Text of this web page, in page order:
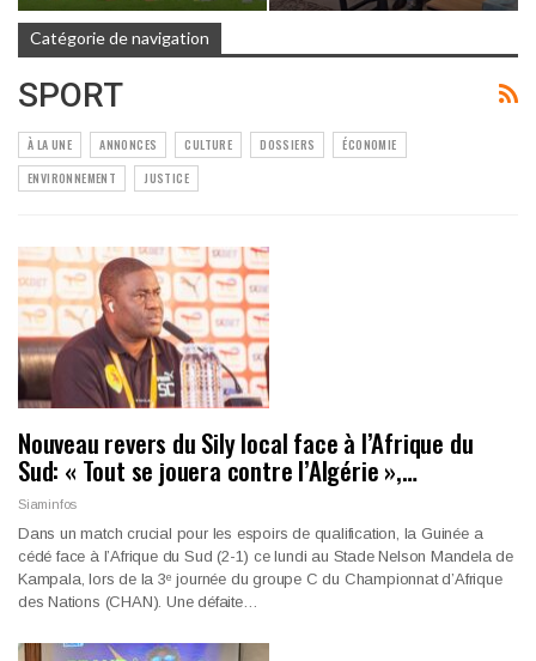
Catégorie de navigation
SPORT
À LA UNE ANNONCES CULTURE DOSSIERS
ÉCONOMIE
ENVIRONNEMENT
JUSTICE
Nouveau revers du Sily local face à l’Afrique du
Sud: « Tout se jouera contre l’Algérie »,…
Siaminfos
Dans un match crucial pour les espoirs de qualification, la Guinée a
cédé face à l’Afrique du Sud (2-1) ce lundi au Stade Nelson Mandela de
Kampala, lors de la 3ᵉ journée du groupe C du Championnat d’Afrique
des Nations (CHAN). Une défaite…